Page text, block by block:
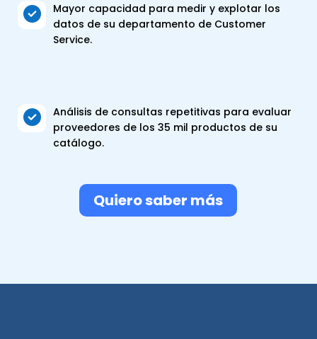

Mayor capacidad para medir y explotar los
datos de su departamento de Customer
Service.

Análisis de consultas repetitivas para evaluar
proveedores de los 35 mil productos de su
catálogo.
Quiero saber más